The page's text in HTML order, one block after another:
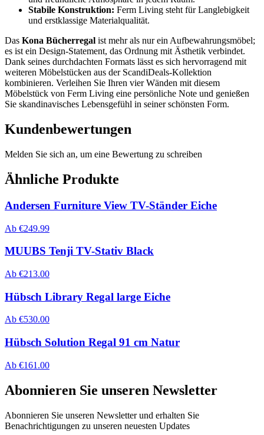
Stabile Konstruktion: Ferm Living steht für Langlebigkeit
und erstklassige Materialqualität.
Das Kona Bücherregal ist mehr als nur ein Aufbewahrungsmöbel;
es ist ein Design-Statement, das Ordnung mit Ästhetik verbindet.
Dank seines durchdachten Formats lässt es sich hervorragend mit
weiteren Möbelstücken aus der ScandiDeals-Kollektion
kombinieren. Verleihen Sie Ihren vier Wänden mit diesem
Möbelstück von Ferm Living eine persönliche Note und genießen
Sie skandinavisches Lebensgefühl in seiner schönsten Form.
Kundenbewertungen
Melden Sie sich an, um eine Bewertung zu schreiben
Ähnliche Produkte
Andersen Furniture View TV-Ständer Eiche
Ab €249.99
MUUBS Tenji TV-Stativ Black
Ab €213.00
Hübsch Library Regal large Eiche
Ab €530.00
Hübsch Solution Regal 91 cm Natur
Ab €161.00
Abonnieren Sie unseren Newsletter
Abonnieren Sie unseren Newsletter und erhalten Sie
Benachrichtigungen zu unseren neuesten Updates